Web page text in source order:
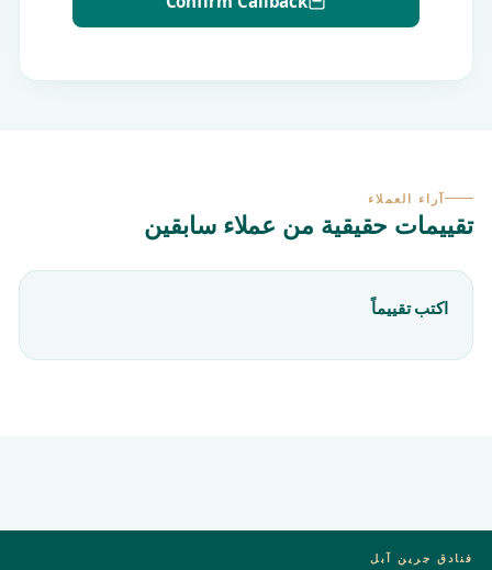
آراء العملاء
تقييمات حقيقية من عملاء سابقين
اكتب تقييماً
فنادق جرين آبل